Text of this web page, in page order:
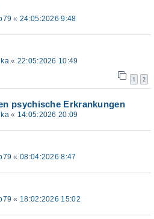
«24:05:2026 9:48
« 22:05:2026 10:49
1 2
psychische Erkrankungen
« 14:05:2026 20:09
«08:04:2026 8:47
« 18:02:2026 15:02